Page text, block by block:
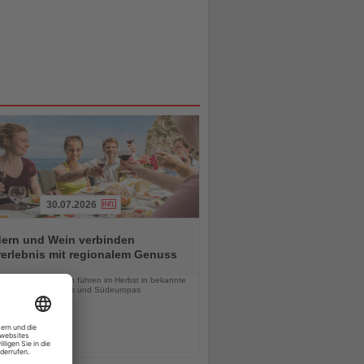
30.07.2026
und Wein verbinden
mit regionalem Genuss
and-Wine-Reisen führen im Herbst in bekannte
Deutschlands und Südeuropas